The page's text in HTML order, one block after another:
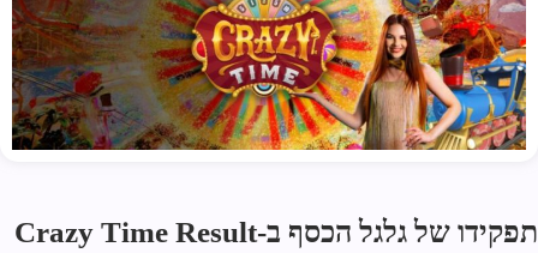
תפקידו של גלגל הכסף ב-Crazy Time Result